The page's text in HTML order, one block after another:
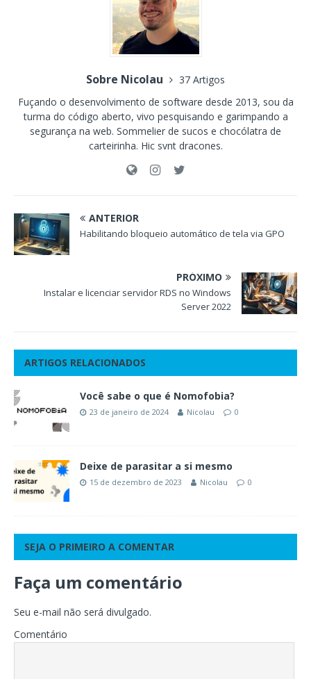
Sobre Nicolau
37 Artigos
Fuçando o desenvolvimento de software desde 2013, sou da
turma do código aberto, vivo pesquisando e garimpando a
segurança na web. Sommelier de sucos e chocólatra de
carteirinha. Hic svnt dracones.
ANTERIOR
Habilitando bloqueio automático de tela via GPO
PRÓXIMO
Instalar e licenciar servidor RDS no Windows
Server 2022
ARTIGOS RELACIONADOS
Você sabe o que é Nomofobia?
23 de janeiro de 2024 Nicolau 0
Deixe de parasitar a si mesmo
15 de dezembro de 2023 Nicolau 0
SEJA O PRIMEIRO A COMENTAR
Faça um comentário
Seu e-mail não será divulgado.
Comentário